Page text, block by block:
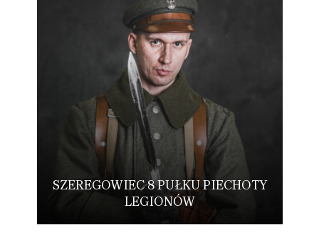
SZEREGOWIEC 8 PUŁKU PIECHOTY
LEGIONÓW